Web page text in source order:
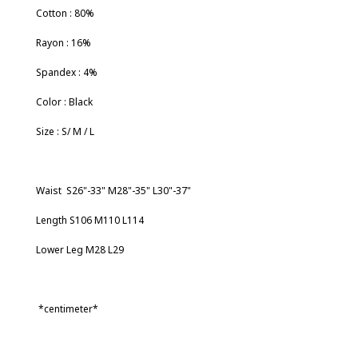
Cotton : 80%
Rayon : 16%
Spandex : 4%
Color : Black
Size : S/ M / L
Waist S26"-33" M28"-35" L30"-37"
Length S106 M110 L114
Lower Leg M28 L29
*centimeter*